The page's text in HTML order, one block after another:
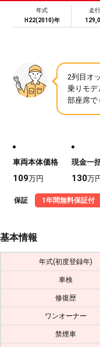
年式
H22(2010)年
走
2列目オ
乗りモ
部座席で
車両本体価格
109万円
現金一
130万
保証 1年間無料保証付
基本情報
年式(初度登録年)
車検
修復歴
ワンオーナー
禁煙車